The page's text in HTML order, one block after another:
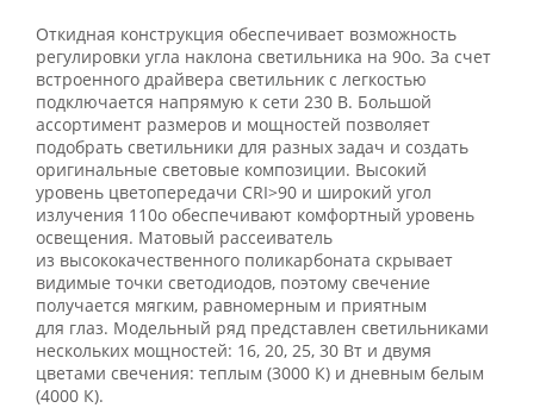
Откидная конструкция обеспечивает возможность
регулировки угла наклона светильника на 90o. За счет
встроенного драйвера светильник с легкостью
подключается напрямую к сети 230 В. Большой
ассортимент размеров и мощностей позволяет
подобрать светильники для разных задач и создать
оригинальные световые композиции. Высокий
уровень цветопередачи CRI>90 и широкий угол
излучения 110o обеспечивают комфортный уровень
освещения. Матовый рассеиватель
из высококачественного поликарбоната скрывает
видимые точки светодиодов, поэтому свечение
получается мягким, равномерным и приятным
для глаз. Модельный ряд представлен светильниками
нескольких мощностей: 16, 20, 25, 30 Вт и двумя
цветами свечения: теплым (3000 К) и дневным белым
(4000 К).